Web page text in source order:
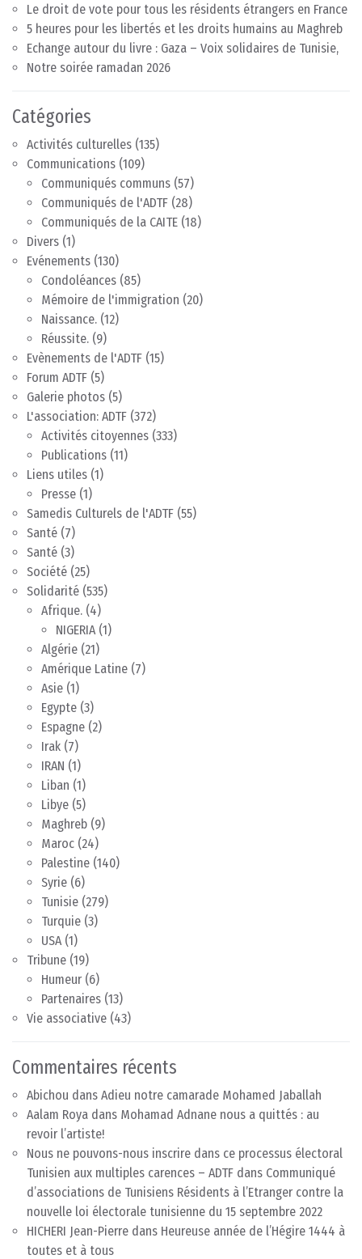
Le droit de vote pour tous les résidents étrangers en France
5 heures pour les libertés et les droits humains au Maghreb
Echange autour du livre : Gaza – Voix solidaires de Tunisie,
Notre soirée ramadan 2026
Catégories
Activités culturelles (135)
Communications (109)
Communiqués communs (57)
Communiqués de l'ADTF (28)
Communiqués de la CAITE (18)
Divers (1)
Evénements (130)
Condoléances (85)
Mémoire de l'immigration (20)
Naissance. (12)
Réussite. (9)
Evènements de l'ADTF (15)
Forum ADTF (5)
Galerie photos (5)
L'association: ADTF (372)
Activités citoyennes (333)
Publications (11)
Liens utiles (1)
Presse (1)
Samedis Culturels de l'ADTF (55)
Santé (7)
Santé (3)
Société (25)
Solidarité (535)
Afrique. (4)
NIGERIA(1)
Algérie (21)
Amérique Latine (7)
Asie (1)
Egypte (3)
Espagne (2)
Irak (7)
IRAN (1)
Liban (1)
Libye (5)
Maghreb (9)
Maroc (24)
Palestine (140)
Syrie (6)
Tunisie (279)
Turquie (3)
USA(1)
Tribune (19)
Humeur (6)
Partenaires (13)
Vie associative (43)
Commentaires récents
Abichou dans Adieu notre camarade Mohamed Jaballah
Aalam Roya dans Mohamad Adnane nous a quittés : au
revoir l’artiste!
Nous ne pouvons-nous inscrire dans ce processus électoral
Tunisien aux multiples carences – ADTF dans Communiqué
d’associations de Tunisiens Résidents à l’Etranger contre la
nouvelle loi électorale tunisienne du 15 septembre 2022
HICHERI Jean-Pierre dans Heureuse année de l’Hégire 1444 à
toutes et à tous